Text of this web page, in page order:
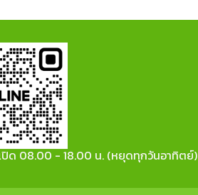
ปิด 08.00 - 18.00 น. (หยุดทุกวันอาทิตย์)